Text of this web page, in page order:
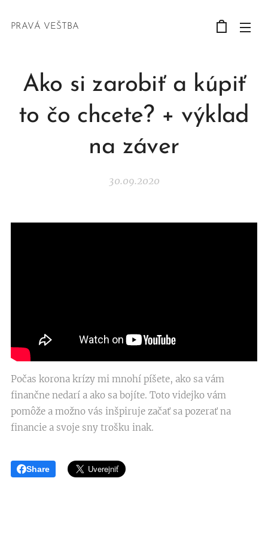
PRAVÁ VEŠTBA
Ako si zarobiť a kúpiť
to čo chcete? + výklad
na záver
30.09.2020
Počas korona krízy mi mnohí píšete, ako sa vám
finančne nedarí a ako sa bojíte. Toto videjko vám
pomôže a možno vás inšpiruje začať sa pozerať na
financie a svoje sny trošku inak.
Share